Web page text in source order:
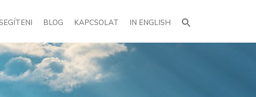
BLOG KAPCSOLAT IN ENGLISH